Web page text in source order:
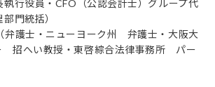
行役員・CFO（公認会計士） グループ代
門統括）
護士・ニューヨーク州 弁護士・大阪大
招へい教授・東啓綜合法律事務所 パー